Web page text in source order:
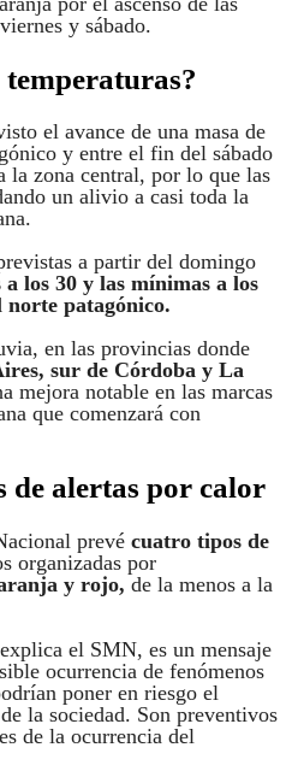
y sábado.
el avance de una masa de
y entre el fin del sábado
la zona central, por lo que las
un alivio a casi toda la
a partir del domingo
los 30 y las mínimas a los
patagónico.
en las provincias donde
sur de Córdoba y La
mejora notable en las marcas
que comenzará con
de alertas por calor
prevé cuatro tipos de
organizadas por
y rojo, de la menos a la
el SMN, es un mensaje
ocurrencia de fenómenos
poner en riesgo el
la sociedad. Son preventivos
de la ocurrencia del